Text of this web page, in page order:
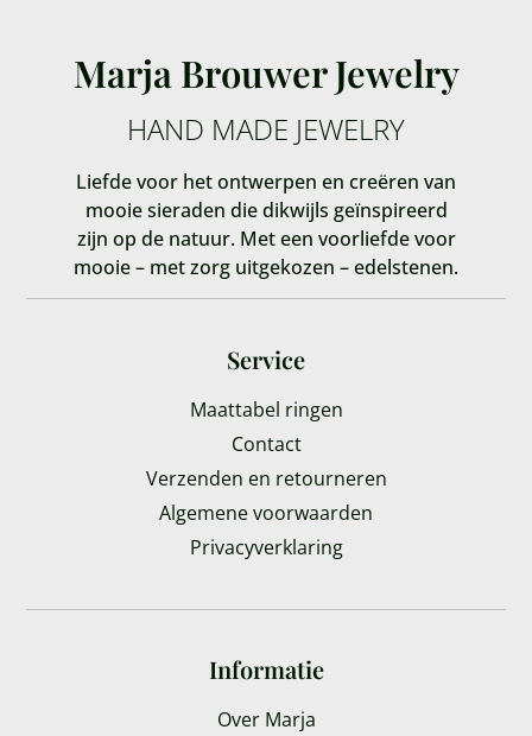
Marja Brouwer Jewelry
HAND MADE JEWELRY
Liefde voor het ontwerpen en creëren van
mooie sieraden die dikwijls geïnspireerd
zijn op de natuur. Met een voorliefde voor
mooie – met zorg uitgekozen – edelstenen.
Service
Maattabel ringen
Contact
Verzenden en retourneren
Algemene voorwaarden
Privacyverklaring
Informatie
Over Marja